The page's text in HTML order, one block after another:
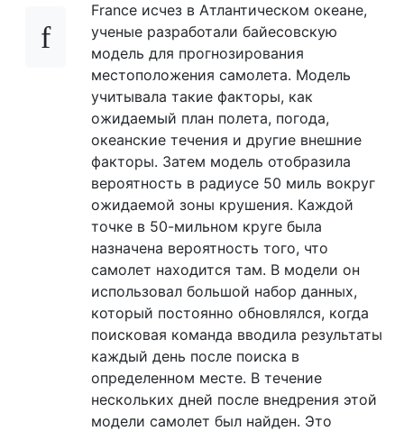
France исчез в Атлантическом океане,
ученые разработали байесовскую
модель для прогнозирования
местоположения самолета. Модель
учитывала такие факторы, как
ожидаемый план полета, погода,
океанские течения и другие внешние
факторы. Затем модель отобразила
вероятность в радиусе 50 миль вокруг
ожидаемой зоны крушения. Каждой
точке в 50-мильном круге была
назначена вероятность того, что
самолет находится там. В модели он
использовал большой набор данных,
который постоянно обновлялся, когда
поисковая команда вводила результаты
каждый день после поиска в
определенном месте. В течение
нескольких дней после внедрения этой
модели самолет был найден. Это